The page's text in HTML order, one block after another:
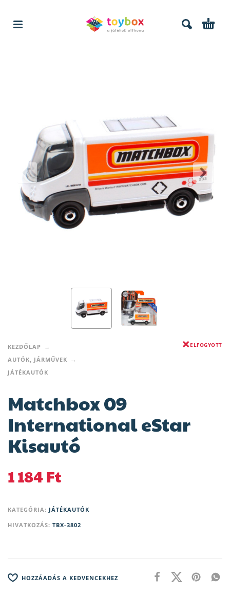
KEZDŐLAP
AUTÓK, JÁRMŰVEK
JÁTÉKAUTÓK
ELFOGYOTT
Matchbox 09
International eStar
Kisautó
1 184Ft
KATEGÓRIA: JÁTÉKAUTÓK
HIVATKOZÁS: TBX-3802
HOZZÁADÁS A KEDVENCEKHEZ